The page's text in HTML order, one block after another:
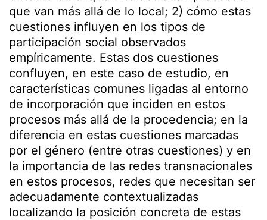
que van más allá de lo local; 2) cómo estas
cuestiones influyen en los tipos de
participación social observados
empíricamente. Estas dos cuestiones
confluyen, en este caso de estudio, en
características comunes ligadas al entorno
de incorporación que inciden en estos
procesos más allá de la procedencia; en la
diferencia en estas cuestiones marcadas
por el género (entre otras cuestiones) y en
la importancia de las redes transnacionales
en estos procesos, redes que necesitan ser
adecuadamente contextualizadas
localizando la posición concreta de estas